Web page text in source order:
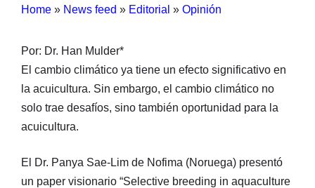
Home » News feed » Editorial » Opinión
Por: Dr. Han Mulder*
El cambio climático ya tiene un efecto significativo en
la acuicultura. Sin embargo, el cambio climático no
solo trae desafíos, sino también oportunidad para la
acuicultura.
El Dr. Panya Sae-Lim de Nofima (Noruega) presentó
un paper visionario “Selective breeding in aquaculture